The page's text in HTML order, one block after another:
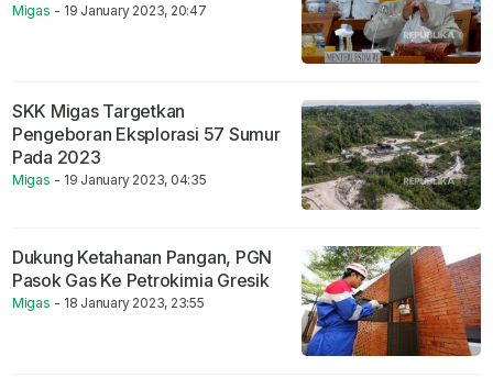
Migas - 19 January 2023, 20:47
SKK Migas Targetkan
Pengeboran Eksplorasi 57 Sumur
Pada 2023
Migas - 19 January 2023, 04:35
Dukung Ketahanan Pangan, PGN
Pasok Gas Ke Petrokimia Gresik
Migas - 18 January 2023, 23:55